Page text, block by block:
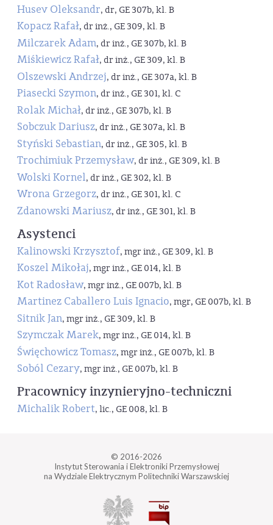
Husev Oleksandr, dr, GE 307b, kl. B
Kopacz Rafał, dr inż., GE 309, kl. B
Milczarek Adam, dr inż., GE 307b, kl. B
Miśkiewicz Rafał, dr inż., GE 309, kl. B
Olszewski Andrzej, dr inż., GE 307a, kl. B
Piasecki Szymon, dr inż., GE 301, kl. C
Rolak Michał, dr inż., GE 307b, kl. B
Sobczuk Dariusz, dr inż., GE 307a, kl. B
Styński Sebastian, dr inż., GE 305, kl. B
Trochimiuk Przemysław, dr inż., GE 309, kl. B
Wolski Kornel, dr inż., GE 302, kl. B
Wrona Grzegorz, dr inż., GE 301, kl. C
Zdanowski Mariusz, dr inż., GE 301, kl. B
Asystenci
Kalinowski Krzysztof, mgr inż., GE 309, kl. B
Koszel Mikołaj, mgr inż., GE 014, kl. B
Kot Radosław, mgr inż., GE 007b, kl. B
Martinez Caballero Luis Ignacio, mgr, GE 007b, kl. B
Sitnik Jan, mgr inż., GE 309, kl. B
Szymczak Marek, mgr inż., GE 014, kl. B
Święchowicz Tomasz, mgr inż., GE 007b, kl. B
Soból Cezary, mgr inż., GE 007b, kl. B
Pracownicy inzynieryjno-techniczni
Michalik Robert, lic., GE 008, kl. B
© 2016-2026
Instytut Sterowania i Elektroniki Przemysłowej
na Wydziale Elektrycznym Politechniki Warszawskiej